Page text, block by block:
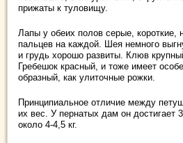
прижаты к туловищу.
Лапы у обеих полов серые, короткие,
пальцев на каждой. Шея немного
и грудь хорошо развиты. Клюв
Гребешок красный, и тоже имеет
образный, как улиточные рожки.
Принципиальное отличие между
их вес. У пернатых дам он достигает
около 4-4,5 кг.